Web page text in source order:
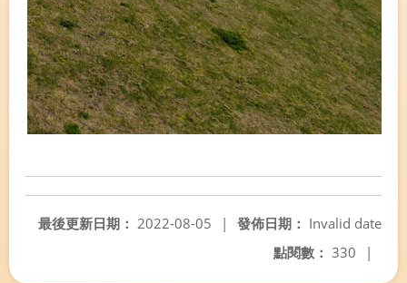
發佈日期： Invalid date
最後更新日期： 2022-08-05
|
點閱數： 330 |